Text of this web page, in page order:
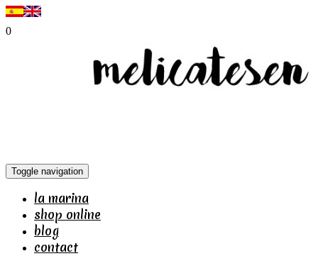
0
Toggle navigation
la marina
shop online
blog
contact